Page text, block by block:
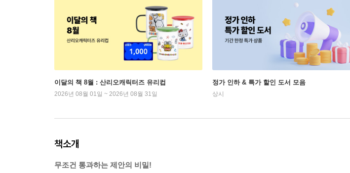
이달의 책 8월 : 산리오캐릭터즈 유리컵
2026년 08월 01일 ~ 2026년 08월 31일
정가 인하 & 특가 할인 도서 모음
상시
책소개
무조건 통과하는 제안의 비밀!